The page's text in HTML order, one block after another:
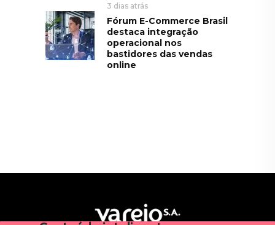
3 dias atrás
Fórum E-Commerce Brasil
destaca integração
operacional nos
bastidores das vendas
online